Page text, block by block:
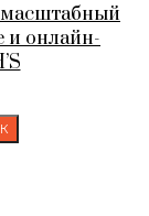
и онлайн-